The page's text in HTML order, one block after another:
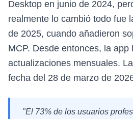
Desktop en junio de 2024,
realmente lo cambió todo fue
de 2025, cuando añadieron
MCP. Desde entonces, la app
actualizaciones mensuales.
fecha del 28 de marzo de
"El 73% de los usuarios